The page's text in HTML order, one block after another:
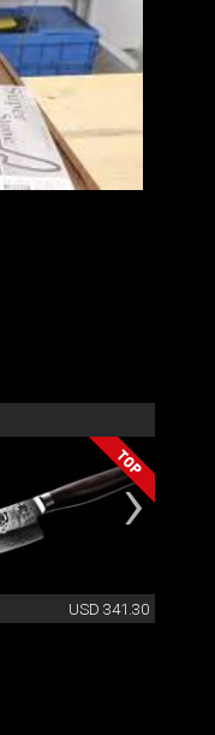
USD 341.30